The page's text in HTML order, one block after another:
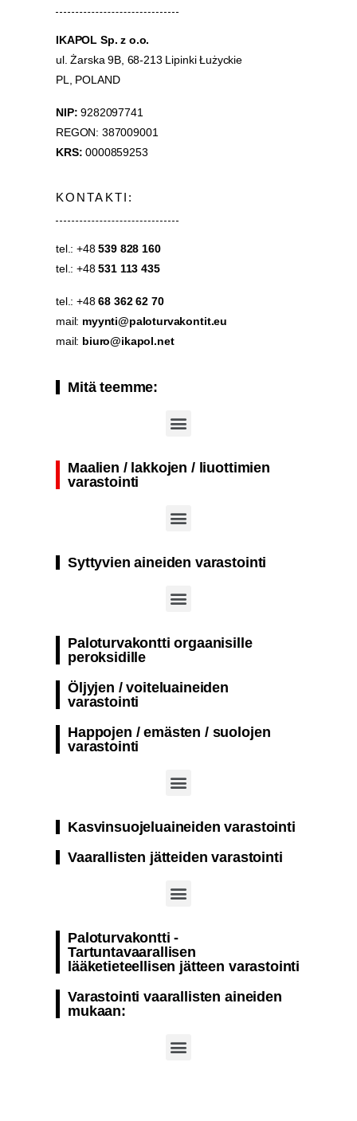
IKAPOL Sp. z o.o.
ul. Żarska 9B, 68-213 Lipinki Łużyckie
PL, POLAND
NIP: 9282097741
REGON: 387009001
KRS: 0000859253
KONTAKTI:
tel.: +48539 828 160
tel.: +48531 113 435
tel.: +4868 362 62 70
mail: myynti@paloturvakontit.eu
mail: biuro@ikapol.net
Mitä teemme:
Maalien / lakkojen / liuottimien
varastointi
Syttyvien aineiden varastointi
Paloturvakontti orgaanisille
peroksidille
Öljyjen / voiteluaineiden
varastointi
Happojen / emästen / suolojen
varastointi
Kasvinsuojeluaineiden varastointi
Vaarallisten jätteiden varastointi
Paloturvakontti -
Tartuntavaarallisen
lääketieteellisen jätteen varastointi
Varastointi vaarallisten aineiden
mukaan: